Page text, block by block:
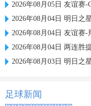
2026年08月05日 友谊赛-
2026年08月04日 明日之星
2026年08月04日 友谊赛-拜仁
2026年08月04日 两连胜提前出
2026年08月03日 明日之星
足球新闻